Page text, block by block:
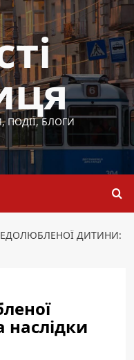
ПОДІЇ, БЛОГИ
ДИТИНИ:
наслідки